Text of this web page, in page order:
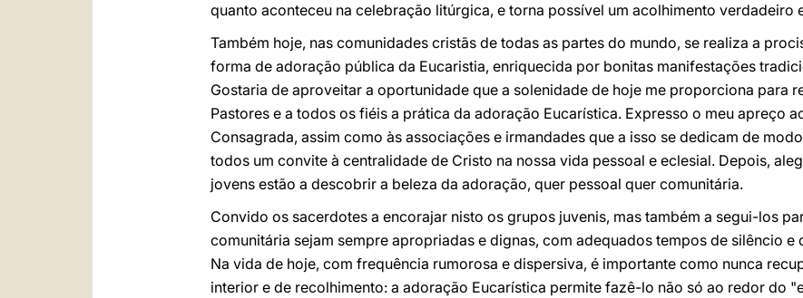
quanto aconteceu na celebração litúrgica, e torna possível um acolhimento verdadeiro
Também hoje, nas comunidades cristãs de todas as partes do mundo, se realiza a
forma de adoração pública da Eucaristia, enriquecida por bonitas manifestações
Gostaria de aproveitar a oportunidade que a solenidade de hoje me proporciona para
Pastores e a todos os fiéis a prática da adoração Eucarística. Expresso o meu apreço
Consagrada, assim como às associações e irmandades que a isso se dedicam de
todos um convite à centralidade de Cristo na nossa vida pessoal e eclesial. Depois,
jovens estão a descobrir a beleza da adoração, quer pessoal quer comunitária.
Convido os sacerdotes a encorajar nisto os grupos juvenis, mas também a segui-los
comunitária sejam sempre apropriadas e dignas, com adequados tempos de silêncio e
Na vida de hoje, com frequência rumorosa e dispersiva, é importante como nunca
interior e de recolhimento: a adoração Eucarística permite fazê-lo não só ao redor do